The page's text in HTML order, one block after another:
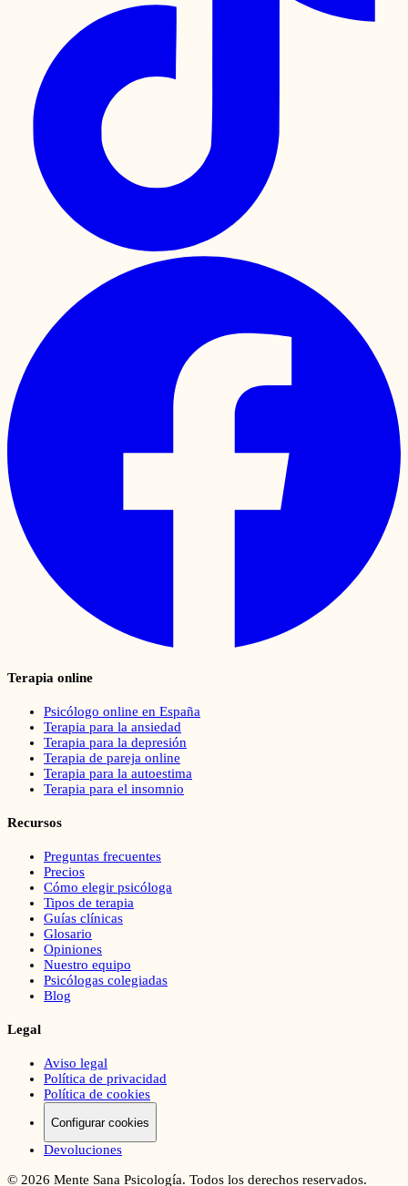
Terapia online
Psicólogo online en España
Terapia para la ansiedad
Terapia para la depresión
Terapia de pareja online
Terapia para la autoestima
Terapia para el insomnio
Recursos
Preguntas frecuentes
Precios
Cómo elegir psicóloga
Tipos de terapia
Guías clínicas
Glosario
Opiniones
Nuestro equipo
Psicólogas colegiadas
Blog
Legal
Aviso legal
Política de privacidad
Política de cookies
Configurar cookies
Devoluciones
© 2026 Mente Sana Psicología. Todos los derechos reservados.